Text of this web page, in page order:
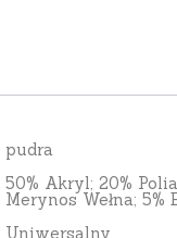
pudra
50% Akryl; 20%
Merynos Wełna; 5%
Uniwersalny